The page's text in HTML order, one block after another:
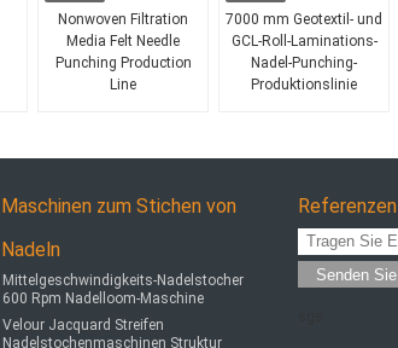
Nonwoven Filtration
Media Felt Needle
Punching Production
Line
7000 mm Geotextil- und
GCL-Roll-Laminations-
Nadel-Punching-
Produktionslinie
Maschinen zum Stichen von
Nadeln
Mittelgeschwindigkeits-Nadelstocher
600 Rpm Nadelloom-Maschine
Velour Jacquard Streifen
Nadelstochenmaschinen Struktur
Referenzen
Senden Sie